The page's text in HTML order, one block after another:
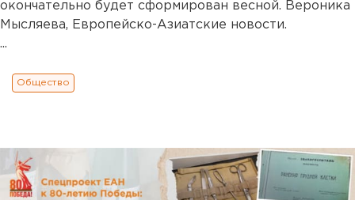
окончательно будет сформирован весной. Вероника
Мысляева, Европейско-Азиатские новости.
...
Общество